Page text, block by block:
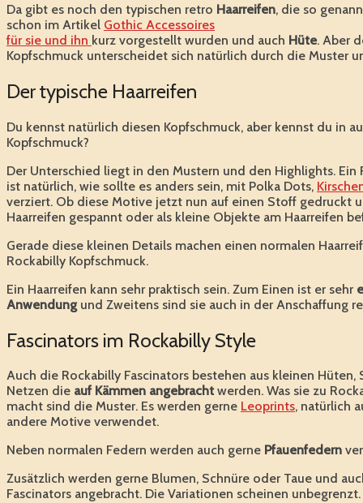
Da gibt es noch den typischen retro Haarreifen, die so
schon im Artikel Gothic Accessoires
für sie und ihn kurz vorgestellt wurden und auch Hüte. Aber
Kopfschmuck unterscheidet sich natürlich durch die Muster
Der typische Haarreifen
Du kennst natürlich diesen Kopfschmuck, aber kennst du in
Kopfschmuck?
Der Unterschied liegt in den Mustern und den Highlights. Ein
ist natürlich, wie sollte es anders sein, mit Polka Dots,
verziert. Ob diese Motive jetzt nun auf einen Stoff gedruckt
Haarreifen gespannt oder als kleine Objekte am Haarreifen
Gerade diese kleinen Details machen einen normalen
Rockabilly Kopfschmuck.
Ein Haarreifen kann sehr praktisch sein. Zum Einen ist er sehr
Anwendung und Zweitens sind sie auch in der Anschaffung
Fascinators im Rockabilly Style
Auch die Rockabilly Fascinators bestehen aus kleinen Hüten,
Netzen die auf Kämmen angebrachtwerden. Was sie zu
macht sind die Muster. Es werden gerne Leoprints, natürlich
andere Motive verwendet.
Neben normalen Federn werden auch gerne Pfauenfedern
Zusätzlich werden gerne Blumen, Schnüre oder Taue und
Fascinators angebracht. Die Variationen scheinen unbegrenzt.